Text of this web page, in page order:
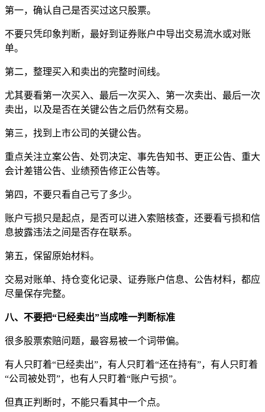
第一，确认自己是否买过这只股票。
不要只凭印象判断，最好到证券账户中导出交易流水或对账
单。
第二，整理买入和卖出的完整时间线。
尤其要看第一次买入、最后一次买入、第一次卖出、最后一次
卖出，以及是否在关键公告之后仍然有交易。
第三，找到上市公司的关键公告。
重点关注立案公告、处罚决定、事先告知书、更正公告、重大
会计差错公告、业绩预告修正公告等。
第四，不要只看自己亏了多少。
账户亏损只是起点，是否可以进入索赔核查，还要看亏损和信
息披露违法之间是否存在联系。
第五，保留原始材料。
交易对账单、持仓变化记录、证券账户信息、公告材料，都应
尽量保存完整。
八、不要把“已经卖出”当成唯一判断标准
很多股票索赔问题，最容易被一个词带偏。
有人只盯着“已经卖出”，有人只盯着“还在持有”，有人只盯着
“公司被处罚”，也有人只盯着“账户亏损”。
但真正判断时，不能只看其中一个点。